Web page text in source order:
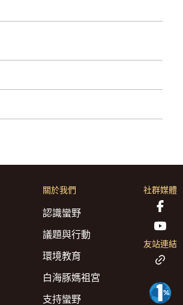
關於我們
認識蠻野
議題與行動
環境教育
白海豚媽祖宮
支持蠻野
社群媒體
友站連結